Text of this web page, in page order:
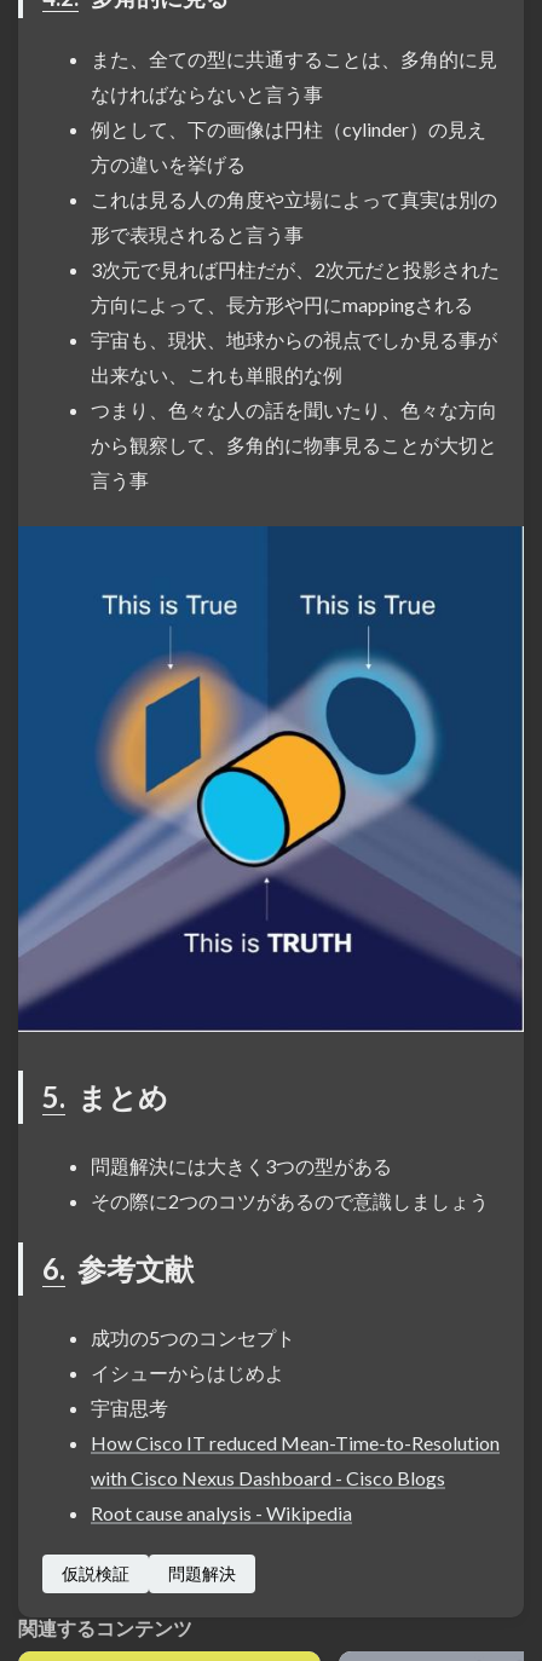
また、全ての型に共通することは、多角的に見
なければならないと言う事
例として、下の画像は円柱（cylinder）の見え
方の違いを挙げる
これは見る人の角度や立場によって真実は別の
形で表現されると言う事
3次元で見れば円柱だが、2次元だと投影された
方向によって、長方形や円にmappingされる
宇宙も、現状、地球からの視点でしか見る事が
出来ない、これも単眼的な例
つまり、色々な人の話を聞いたり、色々な方向
から観察して、多角的に物事見ることが大切と
言う事
5. まとめ
問題解決には大きく3つの型がある
その際に2つのコツがあるので意識しましょう
6. 参考文献
成功の5つのコンセプト
イシューからはじめよ
宇宙思考
How Cisco IT reduced Mean-Time-to-Resolution
with Cisco Nexus Dashboard - Cisco Blogs
Root cause analysis - Wikipedia
仮説検証 問題解決
関連するコンテンツ